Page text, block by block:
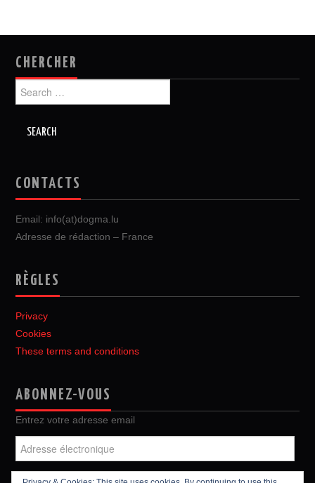
CHERCHER
for:
CONTACTS
Email: info(at)dogma.lu
Adresse de rédaction – France
RÈGLES
Privacy
Cookies
These terms and conditions
ABONNEZ-VOUS
Entrez votre adresse email
électronique